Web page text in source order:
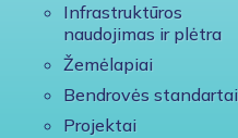
Infrastruktūros
naudojimas ir plėtra
Žemėlapiai
Bendrovės standartai
Projektai